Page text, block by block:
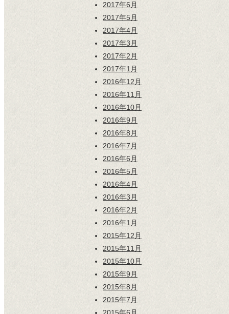
2017年6月
2017年5月
2017年4月
2017年3月
2017年2月
2017年1月
2016年12月
2016年11月
2016年10月
2016年9月
2016年8月
2016年7月
2016年6月
2016年5月
2016年4月
2016年3月
2016年2月
2016年1月
2015年12月
2015年11月
2015年10月
2015年9月
2015年8月
2015年7月